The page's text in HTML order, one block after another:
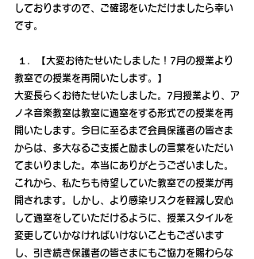
しておりますので、ご確認をいただけましたら幸い
です。
教室での授業を再開いたします。】
大変長らくお待たせいたしました。7月授業より、ア
ノネ音楽教室は教室に通室をする形式での授業を再
開いたします。今日に至るまで会員保護者の皆さま
からは、多大なるご支援と励ましの言葉をいただい
てまいりました。本当にありがとうございました。
これから、私たちも待望していた教室での授業が再
開されます。しかし、より感染リスクを軽減し安心
して通室をしていただけるように、授業スタイルを
変更していかなければいけないこともございます
し、引き続き保護者の皆さまにもご協力を賜わらな